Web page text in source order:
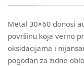
Metal 30×60 donosi
površinu koja verno
oksidacijama i
pogodan za zidne